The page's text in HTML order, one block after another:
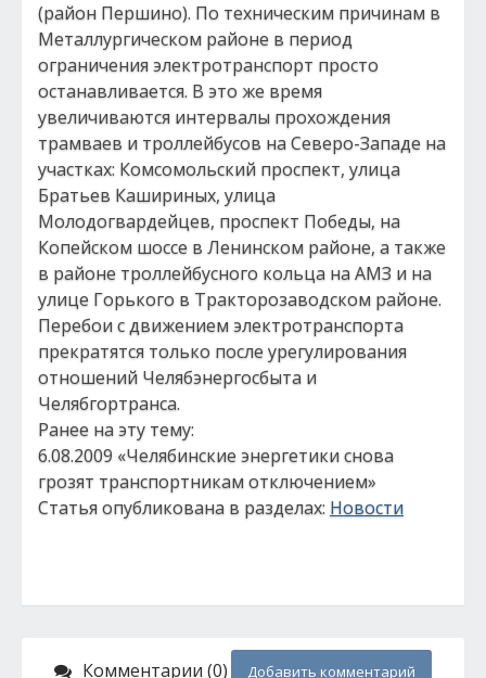
(район Першино). По техническим причинам в
Металлургическом районе в период
ограничения электротранспорт просто
останавливается. В это же время
увеличиваются интервалы прохождения
трамваев и троллейбусов на Северо-Западе на
участках: Комсомольский проспект, улица
Братьев Кашириных, улица
Молодогвардейцев, проспект Победы, на
Копейском шоссе в Ленинском районе, а также
в районе троллейбусного кольца на АМЗ и на
улице Горького в Тракторозаводском районе.
Перебои с движением электротранспорта
прекратятся только после урегулирования
отношений Челябэнергосбыта и
Челябгортранса.
Ранее на эту тему:
6.08.2009 «Челябинские энергетики снова
грозят транспортникам отключением»
Статья опубликована в разделах: Новости
Комментарии (0) Добавить комментарий